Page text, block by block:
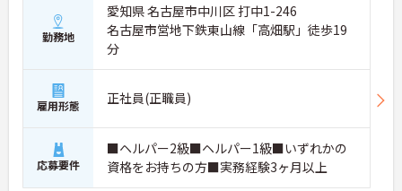
勤務地
愛知県 名古屋市中川区 打中1-246
名古屋市営地下鉄東山線「高畑駅」徒歩19
分
雇用形態 正社員(正職員)
応募要件
■ヘルパー2級■ヘルパー1級■いずれかの
資格をお持ちの方■実務経験3ヶ月以上